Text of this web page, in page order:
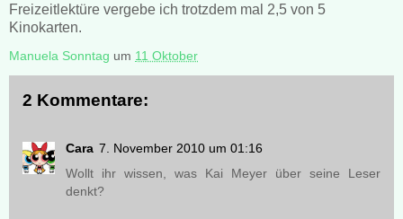
Freizeitlektüre vergebe ich trotzdem mal 2,5 von 5
Kinokarten.
Manuela Sonntag um 11 Oktober
2 Kommentare:
Cara 7. November 2010 um 01:16
Wollt ihr wissen, was Kai Meyer über seine Leser
denkt?